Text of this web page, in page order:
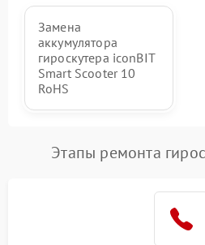
Замена
аккумулятора
гироскутера iconBIT
Smart Scooter 10
RoHS
Этапы ремонта